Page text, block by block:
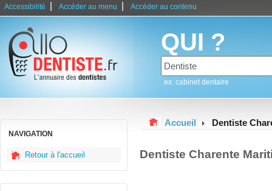
Accessibilité Accéder au menu Accéder au contenu
QUI ?
ex: cabinet dentaire
NAVIGATION
Retour à l'accueil
Accueil Dentiste
Dentiste Charente